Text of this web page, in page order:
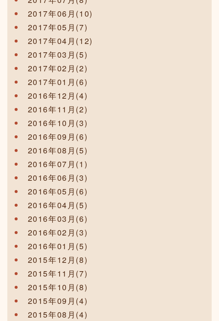
2017年06月(10)
2017年05月(7)
2017年04月(12)
2017年03月(5)
2017年02月(2)
2017年01月(6)
2016年12月(4)
2016年11月(2)
2016年10月(3)
2016年09月(6)
2016年08月(5)
2016年07月(1)
2016年06月(3)
2016年05月(6)
2016年04月(5)
2016年03月(6)
2016年02月(3)
2016年01月(5)
2015年12月(8)
2015年11月(7)
2015年10月(8)
2015年09月(4)
2015年08月(4)